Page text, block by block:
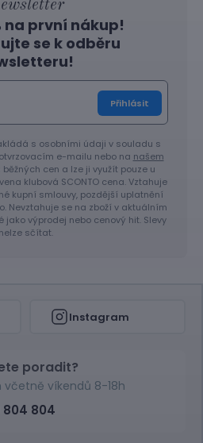
na první nákup!
se k odběru
Přihlásit
s osobními údaji v souladu s
e-mailu nebo na našem
cen a lze ji využít pouze u
klubová SCONTO cena. Vztahuje
kupní smlouvy, pozdější uplatnění
Nevztahuje se na zboží v aktuálním
výprodej nebo cenový hit. Slevy
nelze sčítat.
Instagram
poradit?
včetně víkendů 8-18h
804 804